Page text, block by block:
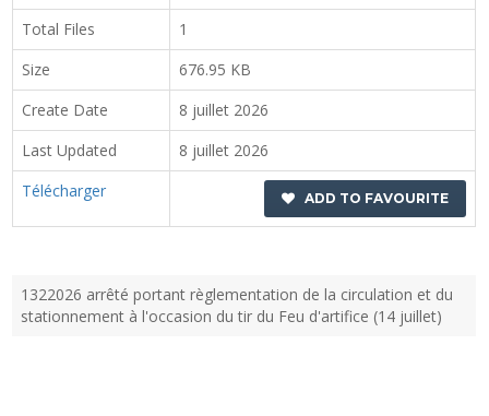
Total Files
1
Size
676.95 KB
Create Date
8 juillet 2026
Last Updated
8 juillet 2026
Télécharger
ADD TO FAVOURITE
1322026 arrêté portant règlementation de la circulation et du
stationnement à l'occasion du tir du Feu d'artifice (14 juillet)